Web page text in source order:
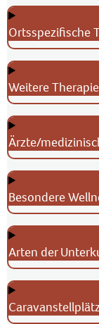
Ortsspezifische
Weitere
Ärzte/
Besondere
Arten der